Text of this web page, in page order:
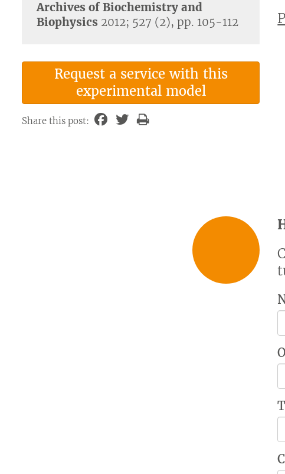
Archives of Biochemistry and
Biophysics 2012; 527 (2), pp. 105-112
Request a service with this
experimental model
Share this post: